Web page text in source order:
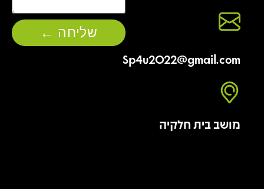
Sp4u2022@gmail.com
מושב בית חלקיה
שליחה ←